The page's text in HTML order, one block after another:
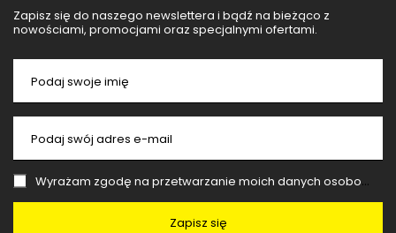
Zapisz się do naszego newslettera i bądź na bieżąco z
nowościami, promocjami oraz specjalnymi ofertami.
Podaj swoje imię
Podaj swój adres e-mail
Wyrażam zgodę na przetwarzanie moich danych osobowych (adres e-mail) na potrzeby wysyłki newslettera z informacją handlową (marketing). Więcej w
Zapisz się